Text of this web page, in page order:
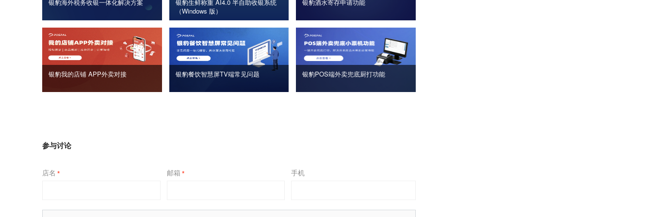
银豹海外税务收银一体化解决方案
银豹生鲜称重 AI4.0 半自助收银系统
（Windows 版）
银豹酒水寄存申请功能
银豹我的店铺 APP外卖对接 银豹餐饮智慧屏TV端常见问题 银豹POS端外卖兜底厨打功能
参与讨论
店名 * 邮箱 * 手机